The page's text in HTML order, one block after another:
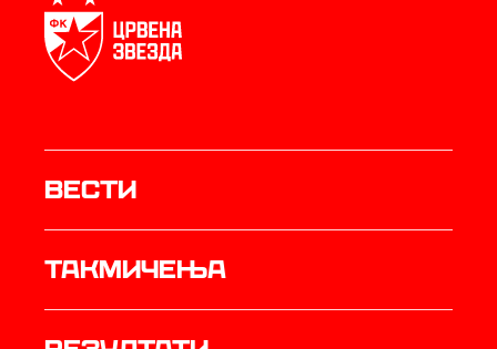
Вести
Такмичења